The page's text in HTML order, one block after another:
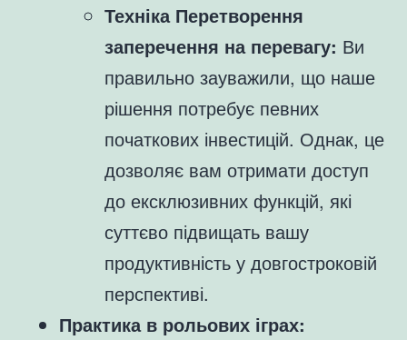
Техніка Перетворення
заперечення на перевагу: Ви
правильно зауважили, що наше
рішення потребує певних
початкових інвестицій. Однак, це
дозволяє вам отримати доступ
до ексклюзивних функцій, які
суттєво підвищать вашу
продуктивність у довгостроковій
перспективі.
Практика в рольових іграх: